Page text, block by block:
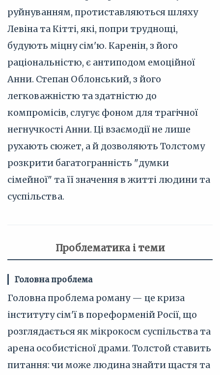
руйнуванням, протиставляються шляху
Левіна та Кітті, які, попри труднощі,
будують міцну сім'ю. Каренін, з його
раціональністю, є антиподом емоційної
Анни. Степан Облонський, з його
легковажністю та здатністю до
компромісів, слугує фоном для трагічної
негнучкості Анни. Ці взаємодії не лише
рухають сюжет, а й дозволяють Толстому
розкрити багатогранність "думки
сімейної" та її значення в житті людини та
суспільства.
Проблематика і теми
Головна проблема
Головна проблема роману — це криза
інституту сім'ї в пореформеній Росії, що
розглядається як мікрокосм суспільства та
арена особистісної драми. Толстой ставить
питання: чи може людина знайти щастя та